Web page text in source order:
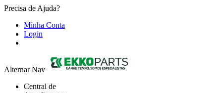
Precisa de Ajuda?
Minha Conta
Login
Alternar Nav
Central de